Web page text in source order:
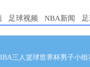
足球视频 NBA新闻
三人篮球世界杯男子小组